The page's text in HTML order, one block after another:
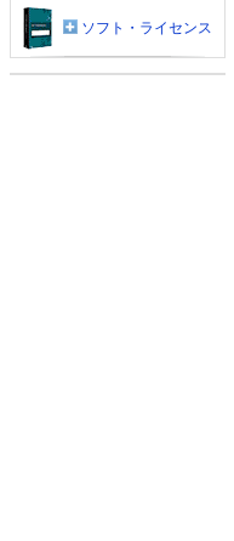
ソフト・ライセンス